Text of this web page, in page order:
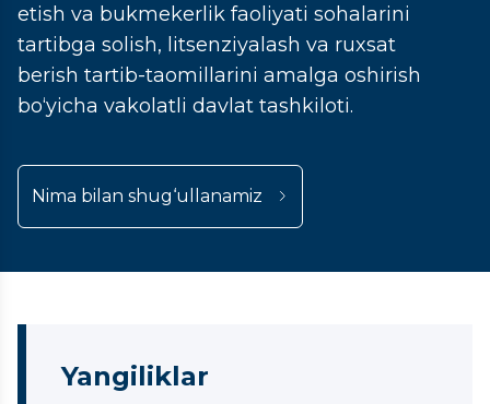
etish va bukmekerlik faoliyati sohalarini
tartibga solish, litsenziyalash va ruxsat
berish tartib-taomillarini amalga oshirish
bo‘yicha vakolatli davlat tashkiloti.
Nima bilan shug‘ullanamiz
Yangiliklar